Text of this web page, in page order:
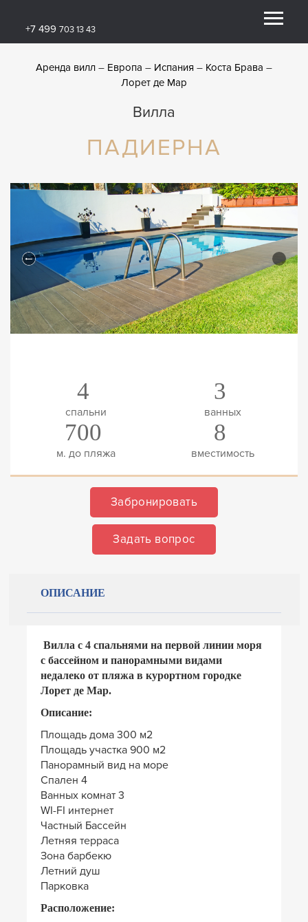
+7 499 703 13 43
Аренда вилл Европа Испания
Коста Брава
Лорет де Мар
Вилла
ПАДИЕРНА
4
спальни
3
ванных
700
м. до пляжа
8
вместимость
Забронировать
Задать вопрос
ОПИСАНИЕ
Вилла с 4 спальнями на первой линии моря
с бассейном и панорамными видами
недалеко от пляжа в курортном городке
Лорет де Мар.
Описание:
Площадь дома 300 м2
Площадь участка 900 м2
Панорамный вид на море
Спален 4
Ванных комнат 3
WI-FI интернет
Частный Бассейн
Летняя терраса
Зона барбекю
Летний душ
Парковка
Расположение: